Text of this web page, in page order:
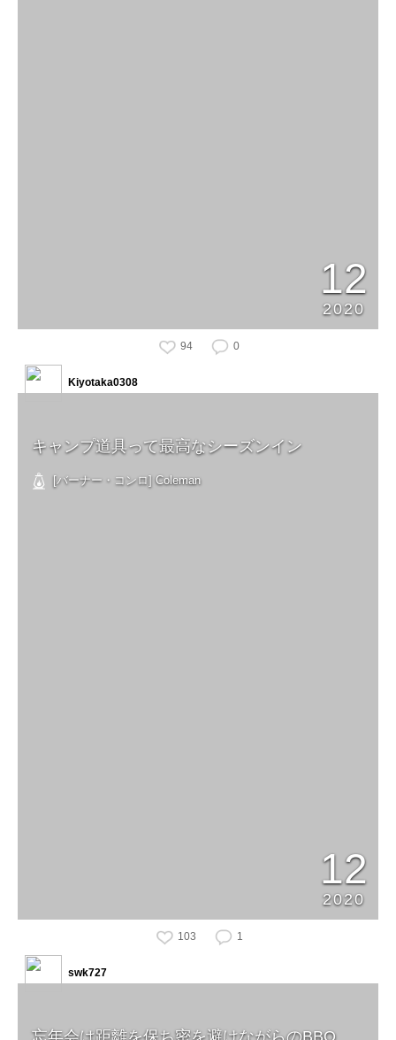
12
2020
94 0
キャンプ道具って最高なシーズンイン
[バーナー・コンロ] Coleman
12
2020
Kiyotaka0308
103 1
swk727